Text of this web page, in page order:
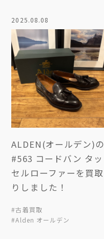
2025.08.08
ALDEN(オールデン)の
#563 コードバン タッ
セルローファーを買取
りしました！
#古着買取
#Alden オールデン